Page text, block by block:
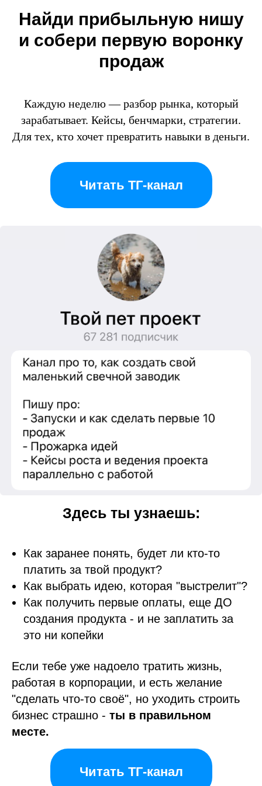
Найди прибыльную нишу
и собери первую воронку
продаж
Каждую неделю — разбор рынка, который
зарабатывает. Кейсы, бенчмарки, стратегии.
Для тех, кто хочет превратить навыки в деньги.
Читать ТГ-канал
Здесь ты узнаешь:
Как заранее понять, будет ли кто-то
платить за твой продукт?
Как выбрать идею, которая "выстрелит"?
Как получить первые оплаты, еще ДО
создания продукта - и не заплатить за
это ни копейки
Если тебе уже надоело тратить жизнь,
работая в корпорации, и есть желание
"сделать что-то своё", но уходить строить
бизнес страшно - ты в правильном
месте.
Читать ТГ-канал